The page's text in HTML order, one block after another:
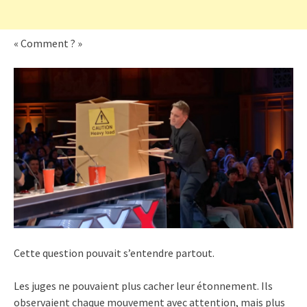
« Comment ? »
Cette question pouvait s’entendre partout.
Les juges ne pouvaient plus cacher leur étonnement. Ils
observaient chaque mouvement avec attention, mais plus